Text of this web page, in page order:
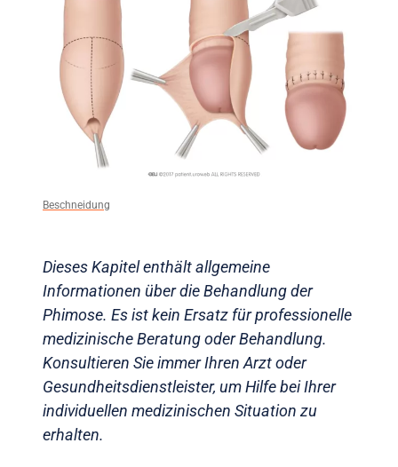
Beschneidung
Dieses Kapitel enthält allgemeine
Informationen über die Behandlung der
Phimose. Es ist kein Ersatz für professionelle
medizinische Beratung oder Behandlung.
Konsultieren Sie immer Ihren Arzt oder
Gesundheitsdienstleister, um Hilfe bei Ihrer
individuellen medizinischen Situation zu
erhalten.